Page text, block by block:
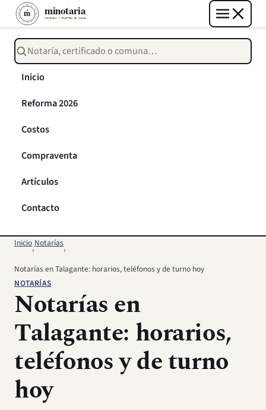
Buscar notarías, certificados o trámites
Inicio
Reforma 2026
Costos
Compraventa
Artículos
Contacto
Inicio
›
Notarías
›
Notarías en Talagante: horarios, teléfonos y de turno hoy
NOTARÍAS
Notarías en
Talagante: horarios,
teléfonos y de turno
hoy